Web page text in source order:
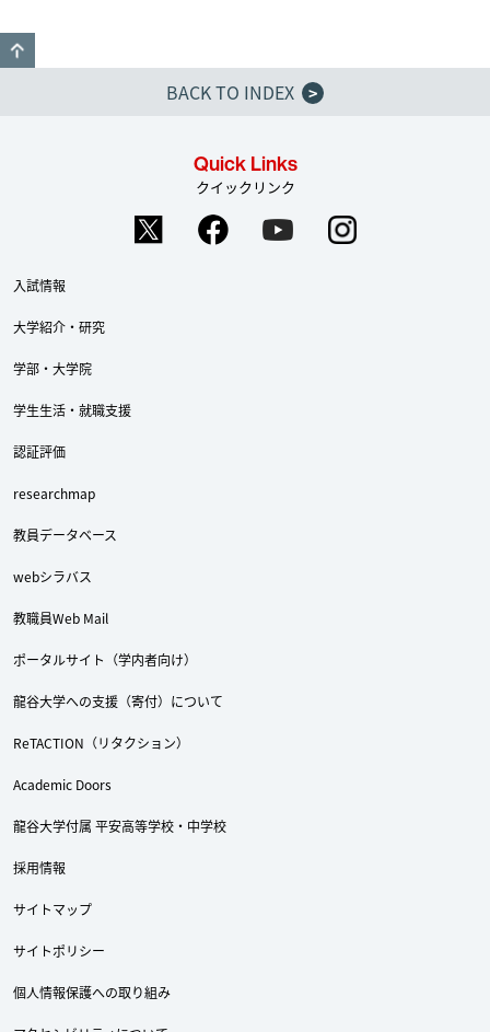
BACK TO INDEX
>
Quick Links
クイックリンク
入試情報
大学紹介・研究
学部・大学院
学生生活・就職支援
認証評価
researchmap
教員データベース
webシラバス
教職員Web Mail
ポータルサイト（学内者向け）
龍谷大学への支援（寄付）について
ReTACTION（リタクション）
Academic Doors
龍谷大学付属 平安高等学校・中学校
採用情報
サイトマップ
サイトポリシー
個人情報保護への取り組み